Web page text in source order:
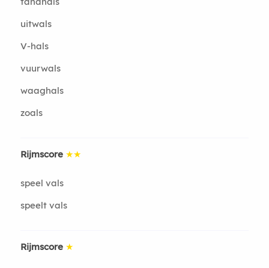
uitwals
V-hals
vuurwals
waaghals
zoals
Rijmscore ★★
speel vals
speelt vals
Rijmscore ★